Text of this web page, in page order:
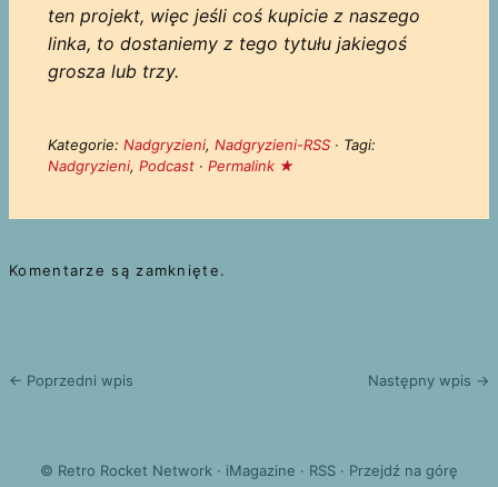
ten projekt, więc jeśli coś kupicie z naszego
linka, to dostaniemy z tego tytułu jakiegoś
grosza lub trzy.
Kategorie: Nadgryzieni, Nadgryzieni-RSS· Tagi:
Nadgryzieni, Podcast· Permalink ★
Komentarze są zamknięte.
← Poprzedni wpis Następny wpis →
© Retro Rocket Network· iMagazine · RSS· Przejdź na górę